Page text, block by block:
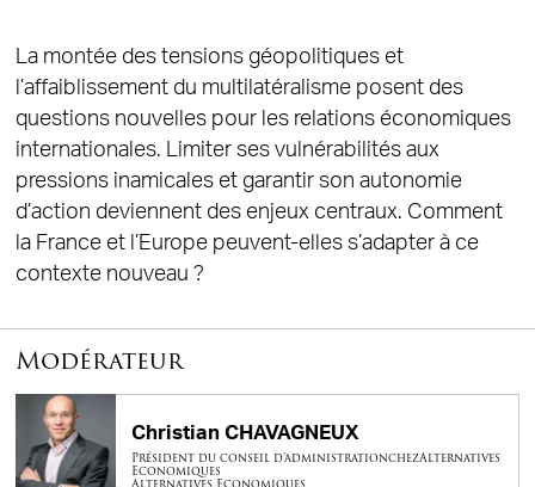
La montée des tensions géopolitiques et
l’affaiblissement du multilatéralisme posent des
questions nouvelles pour les relations économiques
internationales. Limiter ses vulnérabilités aux
pressions inamicales et garantir son autonomie
d’action deviennent des enjeux centraux. Comment
la France et l’Europe peuvent-elles s’adapter à ce
contexte nouveau ?
Modérateur
Christian CHAVAGNEUX
Président du conseil d’administrationchezAlternatives
Economiques